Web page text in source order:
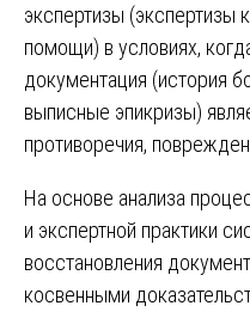
экспертизы (экспертизы
помощи) в условиях,
документация (история
выписные эпикризы)
противоречия,
На основе анализа
и экспертной практики
восстановления
косвенными